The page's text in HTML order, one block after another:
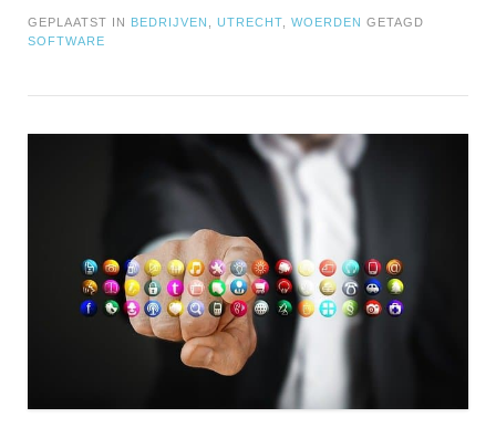
GEPLAATST IN BEDRIJVEN UTRECHT WOERDEN GETAGD
SOFTWARE